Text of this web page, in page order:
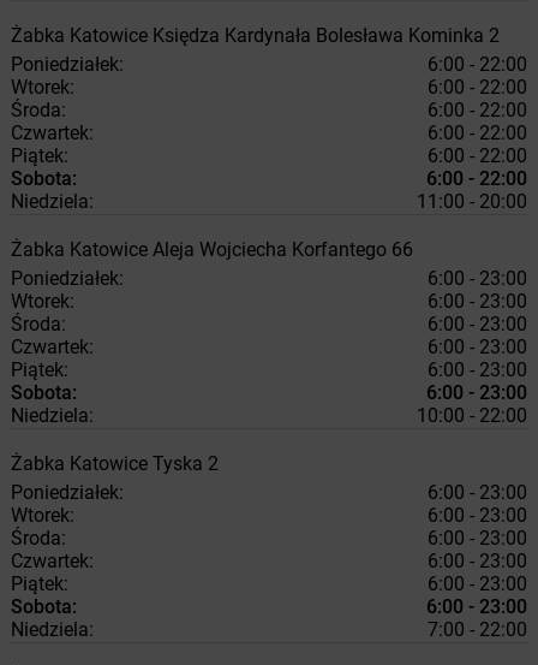
Żabka Katowice Księdza Kardynała Bolesława Kominka 2
Poniedziałek:
6:00 - 22:00
Wtorek:
6:00 - 22:00
Środa:
6:00 - 22:00
Czwartek:
6:00 - 22:00
Piątek:
6:00 - 22:00
Sobota:
6:00 - 22:00
Niedziela:
11:00 - 20:00
Żabka Katowice Aleja Wojciecha Korfantego 66
Poniedziałek:
6:00 - 23:00
Wtorek:
6:00 - 23:00
Środa:
6:00 - 23:00
Czwartek:
6:00 - 23:00
Piątek:
6:00 - 23:00
Sobota:
6:00 - 23:00
Niedziela:
10:00 - 22:00
Żabka Katowice Tyska 2
Poniedziałek:
6:00 - 23:00
Wtorek:
6:00 - 23:00
Środa:
6:00 - 23:00
Czwartek:
6:00 - 23:00
Piątek:
6:00 - 23:00
Sobota:
6:00 - 23:00
Niedziela:
7:00 - 22:00